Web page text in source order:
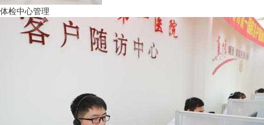
体检中心管理